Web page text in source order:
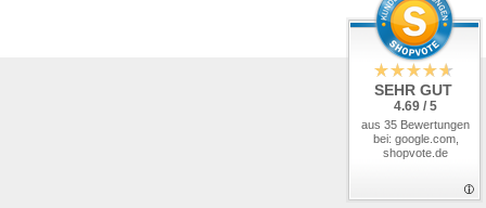
SEHR GUT
4.69 / 5
aus 35 Bewertungen
bei: google.com,
shopvote.de